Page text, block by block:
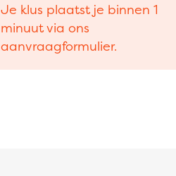
Je klus plaatst je binnen 1
minuut via ons
aanvraagformulier.